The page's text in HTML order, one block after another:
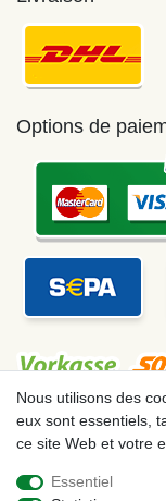
Options de
Mentions
Nous utilisons des
eux sont essentiels,
ce site Web et votre
Essentiel